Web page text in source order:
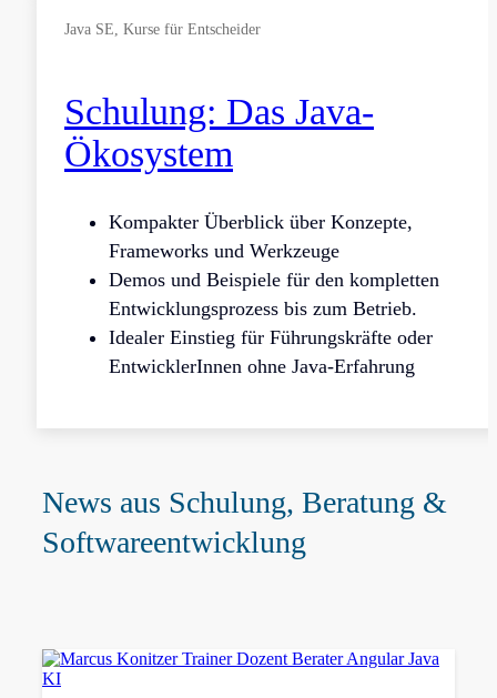
Java SE, Kurse für Entscheider
Schulung: Das Java-
Ökosystem
Kompakter Überblick über Konzepte,
Frameworks und Werkzeuge
Demos und Beispiele für den kompletten
Entwicklungsprozess bis zum Betrieb.
Idealer Einstieg für Führungskräfte oder
EntwicklerInnen ohne Java-Erfahrung
News aus Schulung, Beratung &
Softwareentwicklung